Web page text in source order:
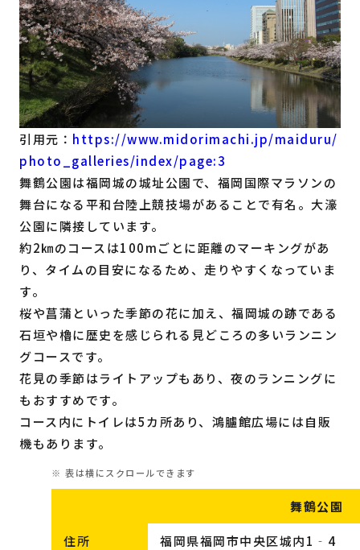
引用元： https://www.midorimachi.jp/maiduru/
photo_galleries/index/page:3
舞鶴公園は福岡城の城址公園で、福岡国際マラソンの
舞台になる平和台陸上競技場があることで有名。大濠
公園に隣接しています。
約2㎞のコースは100mごとに距離のマーキングがあ
り、タイムの目安になるため、走りやすくなっていま
す。
桜や菖蒲といった季節の花に加え、福岡城の跡である
石垣や櫓に歴史を感じられる見どころの多いランニン
グコースです。
花見の季節はライトアップもあり、夜のランニングに
もおすすめです。
コース内にトイレは5カ所あり、鴻臚館広場には自販
機もあります。
舞鶴公園
住所 福岡県福岡市中央区城内1‐4